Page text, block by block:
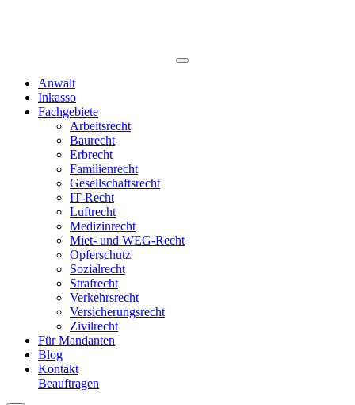
Anwalt
Inkasso
Fachgebiete
Arbeitsrecht
Baurecht
Erbrecht
Familienrecht
Gesellschaftsrecht
IT-Recht
Luftrecht
Medizinrecht
Miet- und WEG-Recht
Opferschutz
Sozialrecht
Strafrecht
Verkehrsrecht
Versicherungsrecht
Zivilrecht
Für Mandanten
Blog
Kontakt
Beauftragen